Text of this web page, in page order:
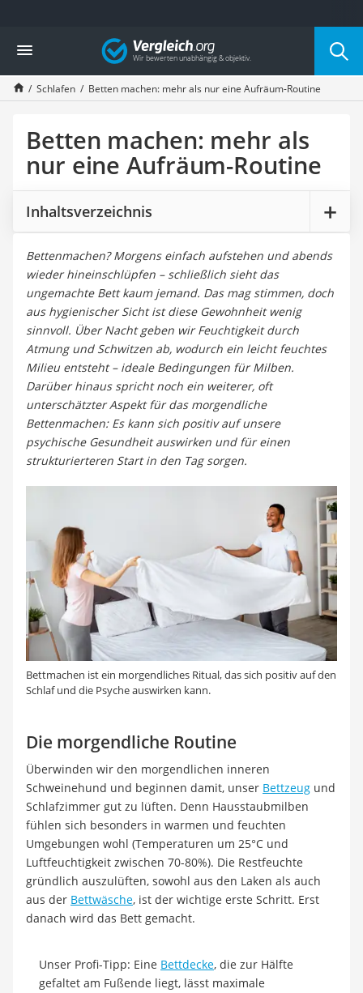
Die beliebtesten Vergleiche nach Kategorie
Wohnen
Matratzen-Topper
Matratzen
Tageslichtlampe
Badlüfter
Ergonomischer Bürostuhl
Außenleuchte mit Kamera
Ozongeneratoren
Konferenzmikrofon
Klappmatratze
Duschkopf mit Kalkfilter
Aktenvernichter Sicherheitsstufe 4
Bettgitter
Spannbettlaken
Topper 100 x 200
Duschpaneel
Höhenverstellbarer Schreibtisch
Matratze 90 x 200 cm
Service
Vergleich
Schlafen Betten machen: mehr als nur eine Aufräum-Routine
Betten machen: mehr als
nur eine Aufräum-Routine
Inhaltsverzeichnis
Bettenmachen? Morgens einfach aufstehen und abends
wieder hineinschlüpfen – schließlich sieht das
ungemachte Bett kaum jemand. Das mag stimmen, doch
aus hygienischer Sicht ist diese Gewohnheit wenig
sinnvoll. Über Nacht geben wir Feuchtigkeit durch
Atmung und Schwitzen ab, wodurch ein leicht feuchtes
Milieu entsteht – ideale Bedingungen für Milben.
Darüber hinaus spricht noch ein weiterer, oft
unterschätzter Aspekt für das morgendliche
Bettenmachen: Es kann sich positiv auf unsere
psychische Gesundheit auswirken und für einen
strukturierteren Start in den Tag sorgen.
Bettmachen ist ein morgendliches Ritual, das sich positiv auf den
Schlaf und die Psyche auswirken kann.
Die morgendliche Routine
Überwinden wir den morgendlichen inneren
Schweinehund und beginnen damit, unser Bettzeug und
Schlafzimmer gut zu lüften. Denn Hausstaubmilben
fühlen sich besonders in warmen und feuchten
Umgebungen wohl (Temperaturen um 25°C und
Luftfeuchtigkeit zwischen 70-80%). Die Restfeuchte
gründlich auszulüften, sowohl aus den Laken als auch
aus der Bettwäsche, ist der wichtige erste Schritt. Erst
danach wird das Bett gemacht.
Unser Profi-Tipp: Eine Bettdecke, die zur Hälfte
gefaltet am Fußende liegt, lässt maximale